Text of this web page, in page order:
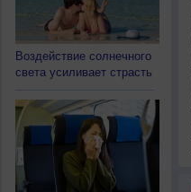
Воздействие солнечного
света усиливает страсть